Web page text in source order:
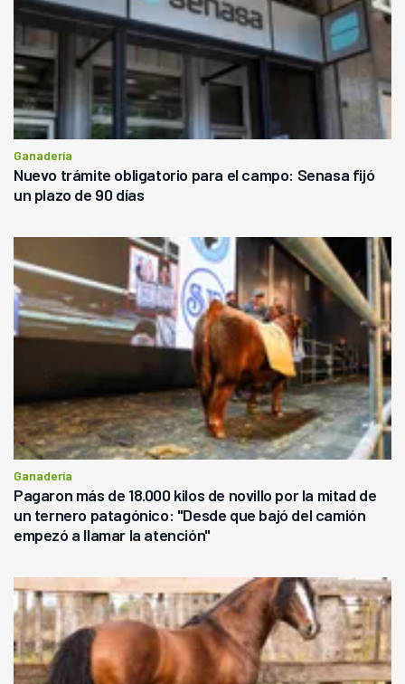
Ganadería
Nuevo trámite obligatorio para el campo: Senasa fijó
un plazo de 90 días
Ganadería
Pagaron más de 18.000 kilos de novillo por la mitad de
un ternero patagónico: "Desde que bajó del camión
empezó a llamar la atención"